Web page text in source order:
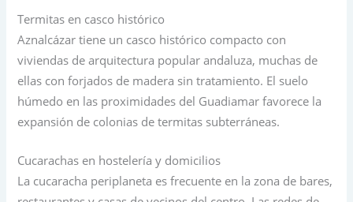
Termitas en casco histórico
Aznalcázar tiene un casco histórico compacto con
viviendas de arquitectura popular andaluza, muchas de
ellas con forjados de madera sin tratamiento. El suelo
húmedo en las proximidades del Guadiamar favorece la
expansión de colonias de termitas subterráneas.
Cucarachas en hostelería y domicilios
La cucaracha periplaneta es frecuente en la zona de bares,